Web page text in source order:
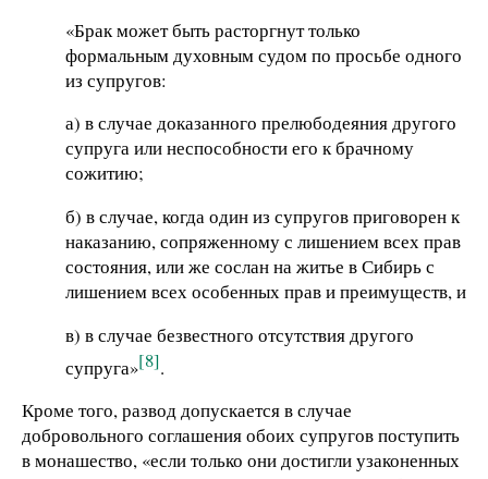
«Брак может быть расторгнут только
формальным духовным судом по просьбе одного
из супругов:
а) в случае доказанного прелюбодеяния другого
супруга или неспособности его к брачному
сожитию;
б) в случае, когда один из супругов приговорен к
наказанию, сопряженному с лишением всех прав
состояния, или же сослан на житье в Сибирь с
лишением всех особенных прав и преимуществ, и
в) в случае безвестного отсутствия другого
супруга»[8].
Кроме того, развод допускается в случае
добровольного соглашения обоих супругов поступить
в монашество, «если только они достигли узаконенных